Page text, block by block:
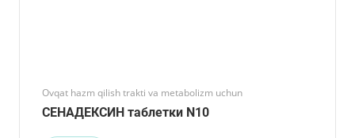
Ovqat hazm qilish trakti va metabolizm uchun
СЕНАДЕКСИН таблетки N10